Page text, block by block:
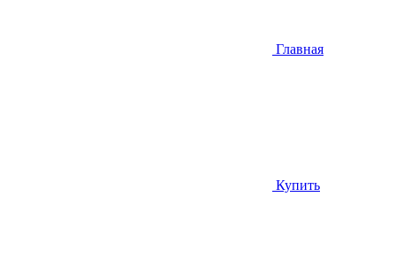
Главная
Купить